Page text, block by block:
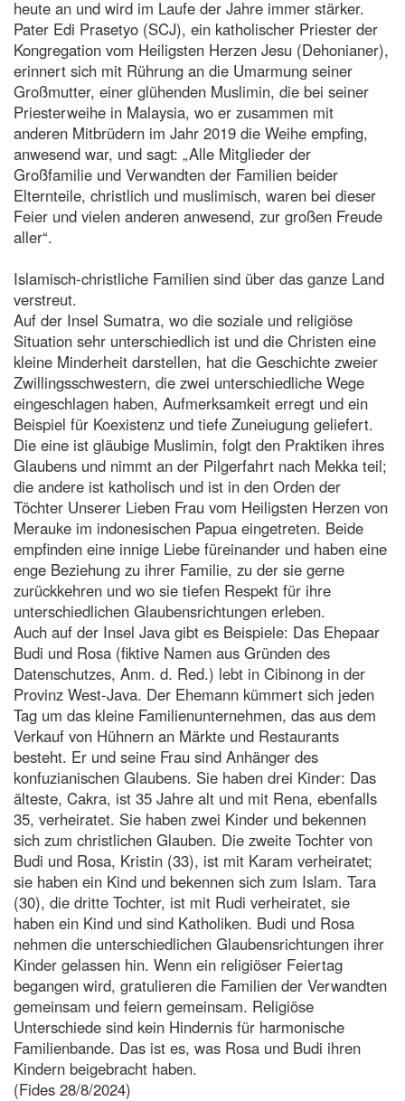
heute an und wird im Laufe der Jahre immer stärker.
Pater Edi Prasetyo (SCJ), ein katholischer Priester der
Kongregation vom Heiligsten Herzen Jesu (Dehonianer),
erinnert sich mit Rührung an die Umarmung seiner
Großmutter, einer glühenden Muslimin, die bei seiner
Priesterweihe in Malaysia, wo er zusammen mit
anderen Mitbrüdern im Jahr 2019 die Weihe empfing,
anwesend war, und sagt: „Alle Mitglieder der
Großfamilie und Verwandten der Familien beider
Elternteile, christlich und muslimisch, waren bei dieser
Feier und vielen anderen anwesend, zur großen Freude
aller“.
Islamisch-christliche Familien sind über das ganze Land
verstreut.
Auf der Insel Sumatra, wo die soziale und religiöse
Situation sehr unterschiedlich ist und die Christen eine
kleine Minderheit darstellen, hat die Geschichte zweier
Zwillingsschwestern, die zwei unterschiedliche Wege
eingeschlagen haben, Aufmerksamkeit erregt und ein
Beispiel für Koexistenz und tiefe Zuneiugung geliefert.
Die eine ist gläubige Muslimin, folgt den Praktiken ihres
Glaubens und nimmt an der Pilgerfahrt nach Mekka teil;
die andere ist katholisch und ist in den Orden der
Töchter Unserer Lieben Frau vom Heiligsten Herzen von
Merauke im indonesischen Papua eingetreten. Beide
empfinden eine innige Liebe füreinander und haben eine
enge Beziehung zu ihrer Familie, zu der sie gerne
zurückkehren und wo sie tiefen Respekt für ihre
unterschiedlichen Glaubensrichtungen erleben.
Auch auf der Insel Java gibt es Beispiele: Das Ehepaar
Budi und Rosa (fiktive Namen aus Gründen des
Datenschutzes, Anm. d. Red.) lebt in Cibinong in der
Provinz West-Java. Der Ehemann kümmert sich jeden
Tag um das kleine Familienunternehmen, das aus dem
Verkauf von Hühnern an Märkte und Restaurants
besteht. Er und seine Frau sind Anhänger des
konfuzianischen Glaubens. Sie haben drei Kinder: Das
älteste, Cakra, ist 35 Jahre alt und mit Rena, ebenfalls
35, verheiratet. Sie haben zwei Kinder und bekennen
sich zum christlichen Glauben. Die zweite Tochter von
Budi und Rosa, Kristin (33), ist mit Karam verheiratet;
sie haben ein Kind und bekennen sich zum Islam. Tara
(30), die dritte Tochter, ist mit Rudi verheiratet, sie
haben ein Kind und sind Katholiken. Budi und Rosa
nehmen die unterschiedlichen Glaubensrichtungen ihrer
Kinder gelassen hin. Wenn ein religiöser Feiertag
begangen wird, gratulieren die Familien der Verwandten
gemeinsam und feiern gemeinsam. Religiöse
Unterschiede sind kein Hindernis für harmonische
Familienbande. Das ist es, was Rosa und Budi ihren
Kindern beigebracht haben.
(Fides 28/8/2024)